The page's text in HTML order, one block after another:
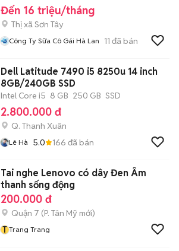
Đến 16 triệu/tháng
Thị xã Sơn Tây
Công Ty Sữa Cô Gái Hà Lan 11 đã bán
Dell Latitude 7490 i5 8250u 14 inch
8GB/240GB SSD
Intel Core i5 8 GB 250 GB SSD
2.800.000 đ
Q. Thanh Xuân
Lê Hà 5.0 166 đã bán
Tai nghe Lenovo có dây Đen Âm
thanh sống động
200.000 đ
Quận 7 (P. Tân Mỹ mới)
T Trang Trang